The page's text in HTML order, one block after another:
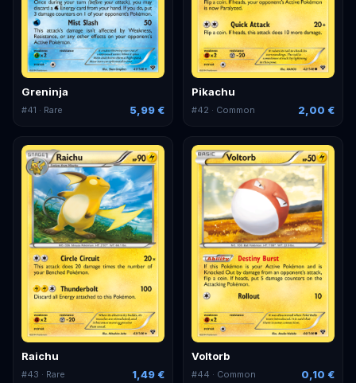
Greninja
#41 · Rare 5,99 €
Pikachu
#42 · Common 2,00 €
Raichu
#43 · Rare 1,49 €
Voltorb
#44 · Common 0,10 €